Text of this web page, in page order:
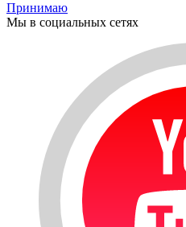
Принимаю
Мы в социальных сетях